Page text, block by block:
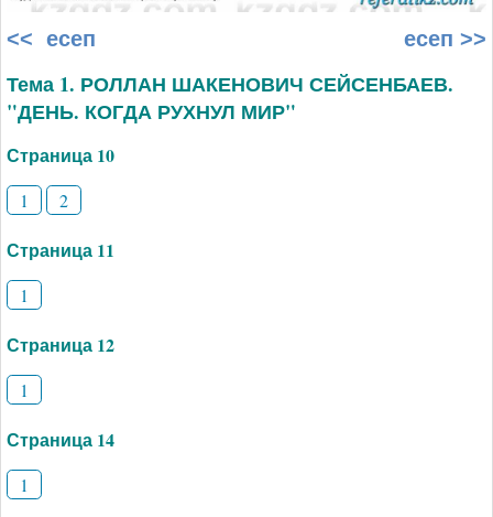
<< есеп есеп >>
Тема 1. РОЛЛАН ШАКЕНОВИЧ СЕЙСЕНБАЕВ.
"ДЕНЬ. КОГДА РУХНУЛ МИР"
Страница 10
1 2
Страница 11
1
Страница 12
1
Страница 14
1